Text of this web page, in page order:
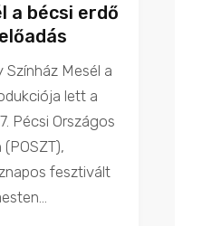
a bécsi erdő
Színház Mesél a
lett a
Pécsi Országos
fesztivált